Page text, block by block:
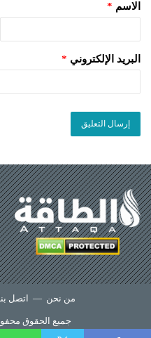
الاسم *
البريد الإلكتروني *
من نحن — اتصل
جميع الحقوق محفوظة